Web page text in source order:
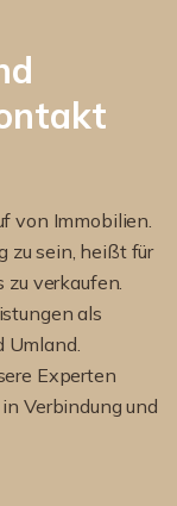
von Immobilien.
zu sein, heißt für
zu verkaufen.
als
Umland.
Experten
Verbindung und